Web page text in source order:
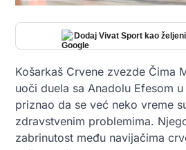
Dodaj Vivat Sport kao
Košarkaš Crvene zvezde Čima
uoči duela sa Anadolu Efesom
priznao da se već neko vreme
zdravstvenim problemima.
zabrinutost među navijačima